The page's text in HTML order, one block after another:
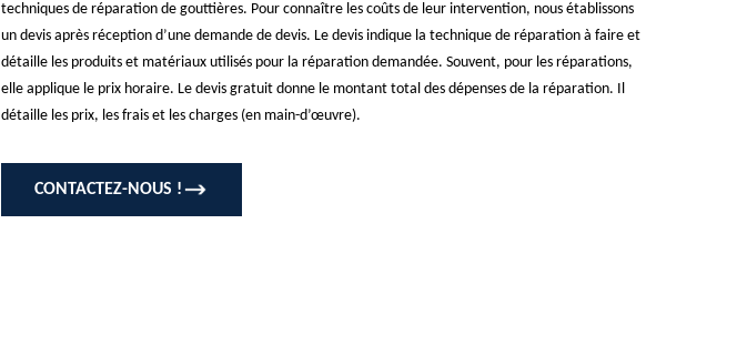
techniques de réparation de gouttières. Pour connaître les coûts de leur intervention, nous établissons
un devis après réception d’une demande de devis. Le devis indique la technique de réparation à faire et
détaille les produits et matériaux utilisés pour la réparation demandée. Souvent, pour les réparations,
elle applique le prix horaire. Le devis gratuit donne le montant total des dépenses de la réparation. Il
détaille les prix, les frais et les charges (en main-d’œuvre).
CONTACTEZ-NOUS !